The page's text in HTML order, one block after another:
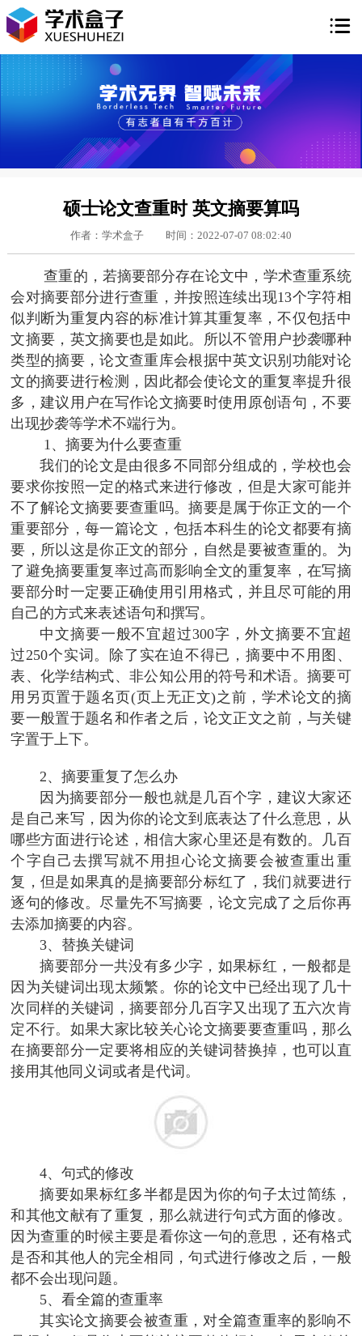

硕士论文查重时 英文摘要算吗
作者：学术盒子 时间：2022-07-07 08:02:40
查重的，若摘要部分存在论文中，学术查重系统
会对摘要部分进行查重，并按照连续出现13个字符相
似判断为重复内容的标准计算其重复率，不仅包括中
文摘要，英文摘要也是如此。所以不管用户抄袭哪种
类型的摘要，论文查重库会根据中英文识别功能对论
文的摘要进行检测，因此都会使论文的重复率提升很
多，建议用户在写作论文摘要时使用原创语句，不要
出现抄袭等学术不端行为。
1、摘要为什么要查重
我们的论文是由很多不同部分组成的，学校也会
要求你按照一定的格式来进行修改，但是大家可能并
不了解论文摘要要查重吗。摘要是属于你正文的一个
重要部分，每一篇论文，包括本科生的论文都要有摘
要，所以这是你正文的部分，自然是要被查重的。为
了避免摘要重复率过高而影响全文的重复率，在写摘
要部分时一定要正确使用引用格式，并且尽可能的用
自己的方式来表述语句和撰写。
中文摘要一般不宜超过300字，外文摘要不宜超
过250个实词。除了实在迫不得已，摘要中不用图、
表、化学结构式、非公知公用的符号和术语。摘要可
用另页置于题名页(页上无正文)之前，学术论文的摘
要一般置于题名和作者之后，论文正文之前，与关键
字置于上下。
2、摘要重复了怎么办
因为摘要部分一般也就是几百个字，建议大家还
是自己来写，因为你的论文到底表达了什么意思，从
哪些方面进行论述，相信大家心里还是有数的。几百
个字自己去撰写就不用担心论文摘要会被查重出重
复，但是如果真的是摘要部分标红了，我们就要进行
逐句的修改。尽量先不写摘要，论文完成了之后你再
去添加摘要的内容。
3、替换关键词
摘要部分一共没有多少字，如果标红，一般都是
因为关键词出现太频繁。你的论文中已经出现了几十
次同样的关键词，摘要部分几百字又出现了五六次肯
定不行。如果大家比较关心论文摘要要查重吗，那么
在摘要部分一定要将相应的关键词替换掉，也可以直
接用其他同义词或者是代词。
4、句式的修改
摘要如果标红多半都是因为你的句子太过简练，
和其他文献有了重复，那么就进行句式方面的修改。
因为查重的时候主要是看你这一句的意思，还有格式
是否和其他人的完全相同，句式进行修改之后，一般
都不会出现问题。
5、看全篇的查重率
其实论文摘要会被查重，对全篇查重率的影响不